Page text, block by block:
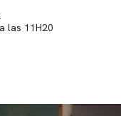
las 11H20